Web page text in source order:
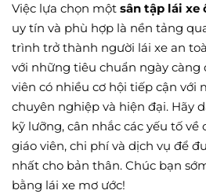
Việc lựa chọn một sân tập lái xe
uy tín và phù hợp là nền tảng
trình trở thành người lái xe an
với những tiêu chuẩn ngày càng
viên có nhiều cơ hội tiếp cận với
chuyên nghiệp và hiện đại. Hãy
kỹ lưỡng, cân nhắc các yếu tố về
giáo viên, chi phí và dịch vụ để
nhất cho bản thân. Chúc bạn
bằng lái xe mơ ước!